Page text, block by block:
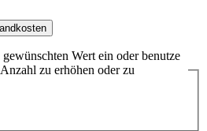
Wert ein oder benutze
zu erhöhen oder zu